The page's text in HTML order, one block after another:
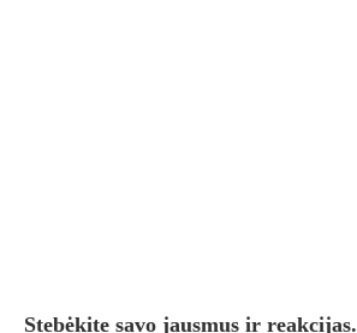
Stebėkite savo jausmus ir reakcijas.